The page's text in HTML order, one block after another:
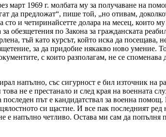
март 1969 г. молбата му за получаване на
да предложат“, пише той, „но отивам,
и четиринайсетте долара на месец, които
по Закона за гражданската
тъй като курсът, който иска да
за да придобие някакво ново умение.
с които разполагам, не се
напълно, със сигурност е бил източник на
не е престанало и след края на военната
път е кандидатствал за военна
си щастие. И все пак последният
напълно четливо. Остава ми сам да попълня